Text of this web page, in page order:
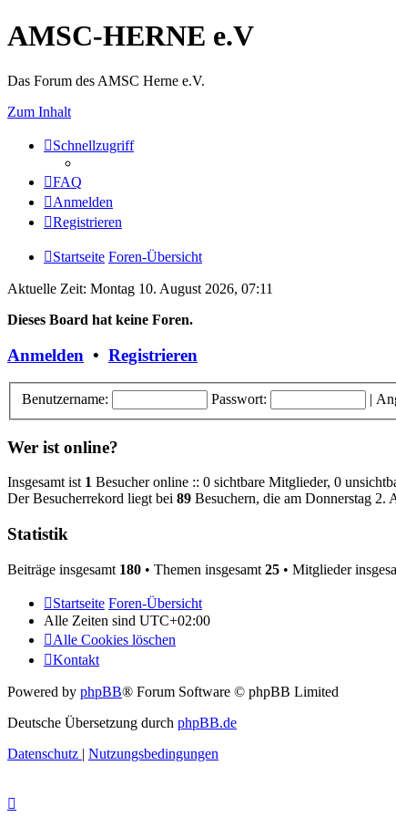
AMSC-HERNE e.V
Das Forum des AMSC Herne e.V.
Zum Inhalt
Schnellzugriff
FAQ
Anmelden
Registrieren
Startseite Foren-Übersicht
Aktuelle Zeit: Montag 10. August 2026, 07:11
Dieses Board hat keine Foren.
Anmelden • Registrieren
Benutzername: Passwort: |
Wer ist online?
Insgesamt ist 1 Besucher online :: 0 sichtbare Mitglieder, 0
Der Besucherrekord liegt bei 89 Besuchern, die am Donnerstag
Statistik
Beiträge insgesamt 180 • Themen insgesamt 25 • Mitglieder
Startseite Foren-Übersicht
Alle Zeiten sind UTC+02:00
Alle Cookies löschen
Kontakt
Powered by phpBB® Forum Software © phpBB Limited
Deutsche Übersetzung durch phpBB.de
Datenschutz | Nutzungsbedingungen